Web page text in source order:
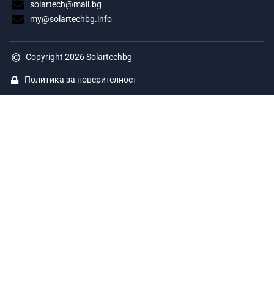
solartech@mail.bg
my@solartechbg.info
Copyright 2026 Solartechbg
Политика за поверителност